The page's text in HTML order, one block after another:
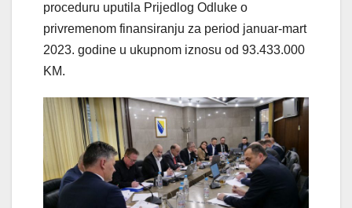
proceduru uputila Prijedlog Odluke o
privremenom finansiranju za period januar-mart
2023. godine u ukupnom iznosu od 93.433.000
KM.